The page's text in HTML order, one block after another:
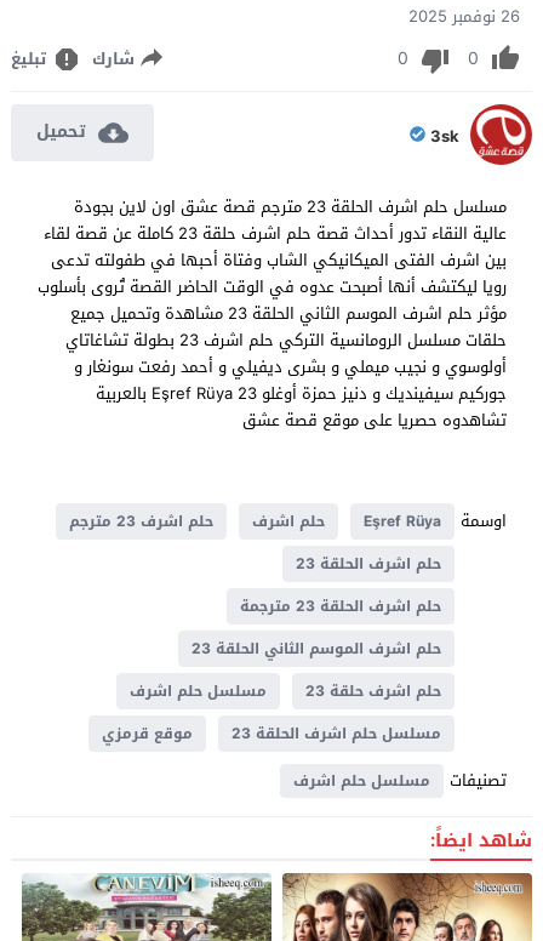
26 نوفمبر 2025
0
0 شارك تبليغ
3sk تحميل
مسلسل حلم اشرف الحلقة 23 مترجم قصة عشق اون لاين بجودة
عالية النقاء تدور أحداث قصة حلم اشرف حلقة 23 كاملة عن قصة لقاء
بين اشرف الفتى الميكانيكي الشاب وفتاة أحبها في طفولته تدعى
رويا ليكتشف أنها أصبحت عدوه في الوقت الحاضر القصة تُروى بأسلوب
مؤثر حلم اشرف الموسم الثاني الحلقة 23 مشاهدة وتحميل جميع
حلقات مسلسل الرومانسية التركي حلم اشرف 23 بطولة تشاغاتاي
أولوسوي و نجيب ميملي و بشرى ديفيلي و أحمد رفعت سونغار و
جوركيم سيفينديك و دنيز حمزة أوغلو Eşref Rüya 23 بالعربية
تشاهدوه حصريا على موقع قصة عشق
اوسمة Eşref Rüya حلم اشرف
حلم اشرف 23 مترجم
حلم اشرف الحلقة 23
حلم اشرف الحلقة 23 مترجمة
حلم اشرف الموسم الثاني الحلقة 23
حلم اشرف حلقة 23
مسلسل حلم اشرف
مسلسل حلم اشرف الحلقة 23
موقع قرمزي
تصنيفات مسلسل حلم اشرف
شاهد ايضاً: